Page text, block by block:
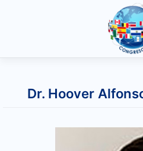
contenidoDr. Hoover